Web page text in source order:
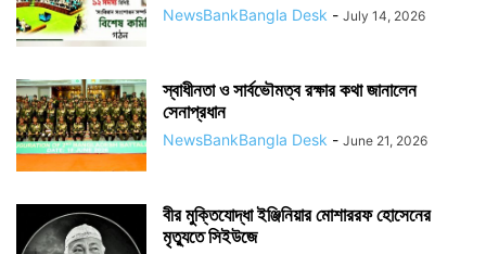
NewsBankBangla Desk - July 14, 2026
স্বাধীনতা ও সার্বভৌমত্ব রক্ষার কথা জানালেন
সেনাপ্রধান
NewsBankBangla Desk - June 21, 2026
বীর মুক্তিযোদ্ধা ইঞ্জিনিয়ার মোশাররফ হোসেনের
মৃত্যুতে সিইউজে